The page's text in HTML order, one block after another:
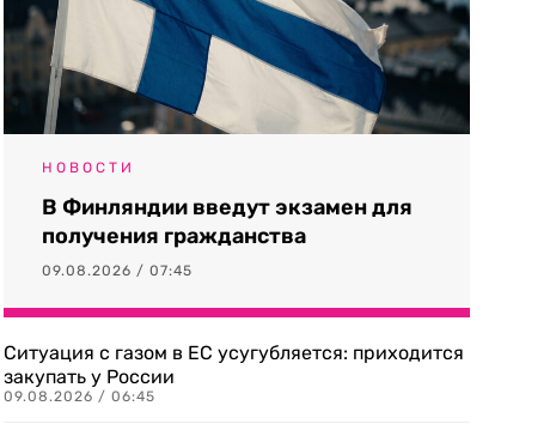
НОВОСТИ
В Финляндии введут экзамен для
получения гражданства
09.08.2026 / 07:45
Ситуация с газом в ЕС усугубляется: приходится
закупать у России
09.08.2026 / 06:45